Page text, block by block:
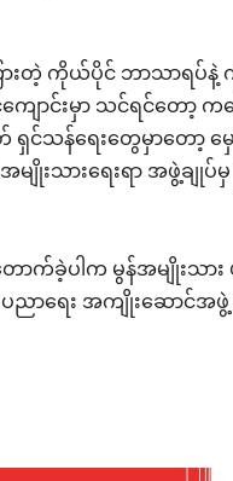
တဲ့ ကိုယ်ပိုင် ဘာသာရပ်နဲ့
ောင်းမှာ သင်ရင်တော့
သန်ရေးတွေမှာတော့ မှေ
ျိုးသားရေးရာ အဖွဲ့ချုပ်
က်ခဲ့ပါက မွန်အမျိုးသာ
ာရေး အကျိုးဆောင်